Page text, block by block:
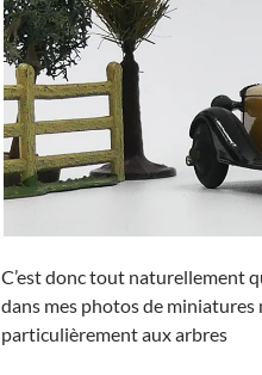
C’est donc tout naturellement
dans mes photos de
particulièrement aux arbres